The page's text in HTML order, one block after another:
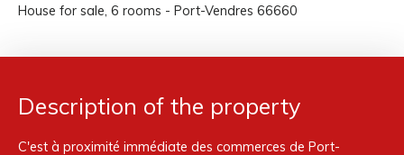
House for sale, 6 rooms - Port-Vendres 66660
Description of the property
C'est à proximité immédiate des commerces de Port-